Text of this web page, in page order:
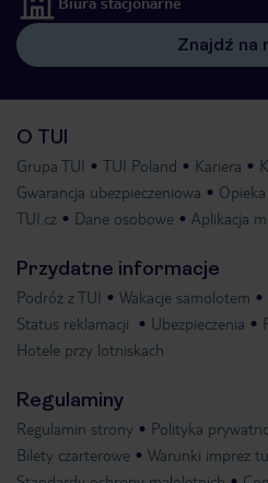
Znajdź na
O TUI
Grupa TUI TUI Poland Kariera
Gwarancja ubezpieczeniowa
TUI.cz
Dane osobowe Aplikacja
Przydatne informacje
Podróż z TUI Wakacje samolotem
Status reklamacji
Ubezpieczenia
Hotele przy lotniskach
Regulaminy
Regulamin strony Polityka
Bilety czarterowe
Warunki imprez